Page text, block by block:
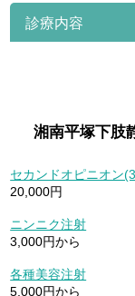
診療内容
湘南平塚下肢
セカンドオピニオン
20,000円
ニンニク注射
3,000円から
各種美容注射
5,000円から